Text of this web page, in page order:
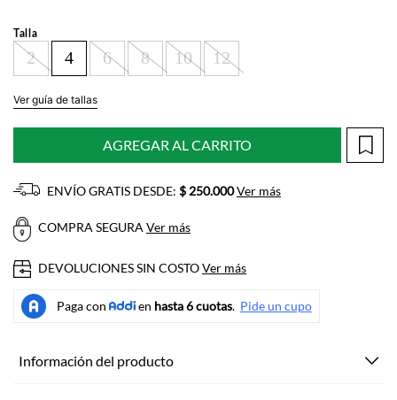
Talla
2 4 6 8 10 12
Ver guía de tallas
AGREGAR AL CARRITO
ENVÍO GRATIS DESDE: $ 250.000Ver más
COMPRA SEGURAVer más
DEVOLUCIONES SIN COSTOVer más
Información del producto